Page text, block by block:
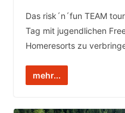
Das risk´n´fun TEAM
Tag mit jugendlichen
Homeresorts zu
mehr...